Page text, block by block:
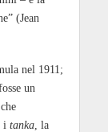
(Jean
nel 1911;
un
i tanka, la